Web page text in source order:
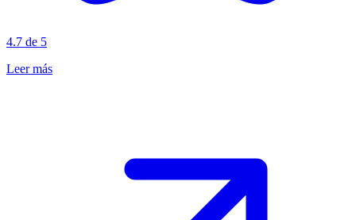
4.7 de 5
Leer más